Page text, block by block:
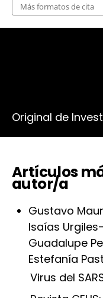
Más formatos de cita
Original de
Artículos
autor/a
Gustavo
Isaías
Guadalupe
Estefanía
Virus del